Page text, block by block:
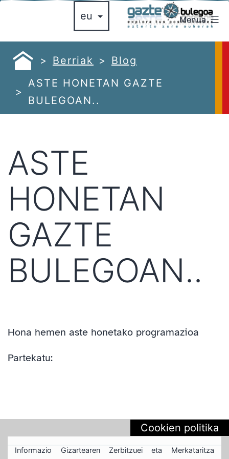
gazte
bulegoa
Menua
Berriak
Blog
ASTE HONETAN GAZTE
BULEGOAN..
ASTE
HONETAN
GAZTE
BULEGOAN..
Hona hemen aste honetako programazioa
Partekatu:
Cookien politika
Informazio Gizartearen Zerbitzuei eta Merkataritza